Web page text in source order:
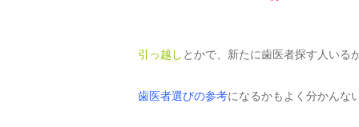
引っ越し とかで、新たに歯医者探す人いる
歯医者選びの参考になるかもよく分かんな